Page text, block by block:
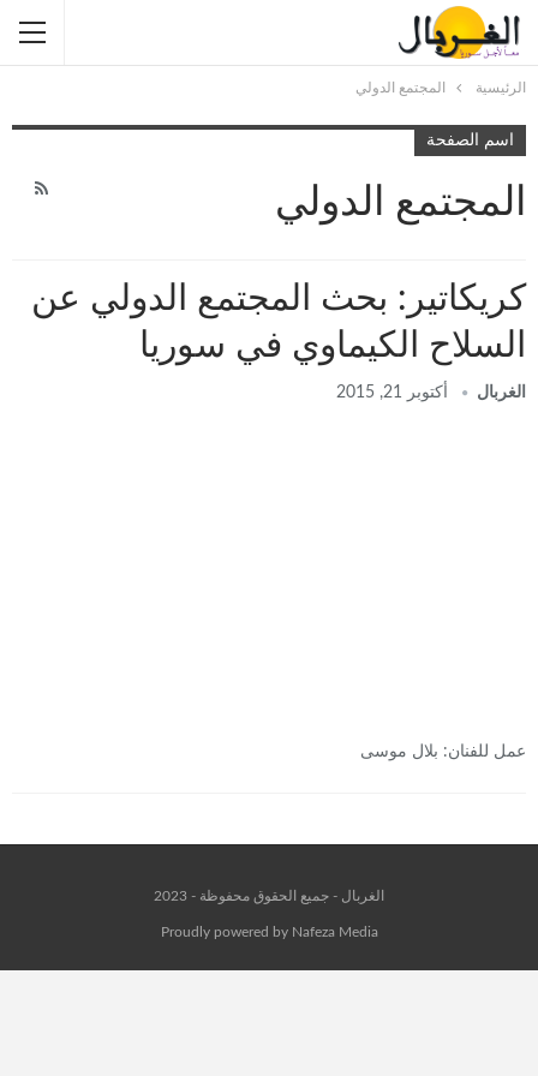
الرئيسية المجتمع الدولي
اسم الصفحة
المجتمع الدولي
كريكاتير: بحث المجتمع الدولي عن
السلاح الكيماوي في سوريا
الغربال أكتوبر 21, 2015
عمل للفنان: بلال موسى
الغربال - جميع الحقوق محفوظة - 2023
Proudly powered by Nafeza Media